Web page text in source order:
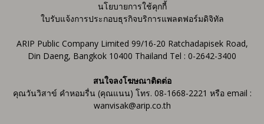
นโยบายการใช้คุกกี้
ใบรับแจ้งการประกอบธุรกิจบริการแพลตฟอร์มดิจิทัล
ARIP Public Company Limited 99/16-20 Ratchadapisek Road,
Din Daeng, Bangkok 10400 Thailand Tel : 0-2642-3400
สนใจลงโฆษณาติดต่อ
คุณวันวิสาข์ คำหอมรื่น (คุณแนน) โทร. 08-1668-2221 หรือ email :
wanvisak@arip.co.th